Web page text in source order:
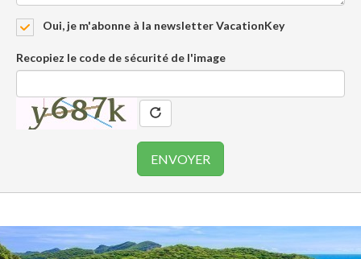
Oui, je m'abonne à la newsletter VacationKey
Recopiez le code de sécurité de l'image